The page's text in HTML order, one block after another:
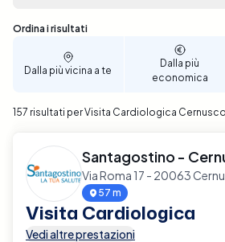
prenotazione è intuitivo e
selezionare la data e l'ora che
tue esigenze personali. Prenota
supporto diagnostico completo
Sono stati trovati 157 risultati
Ordina i risultati
Dalla più vicina a te
Dalla più
economica
157 risultati per Visita Cardiologica
Santagostino -
Via Roma 17 - 20063
57 m
Visita Cardiologica
Vedi altre prestazioni